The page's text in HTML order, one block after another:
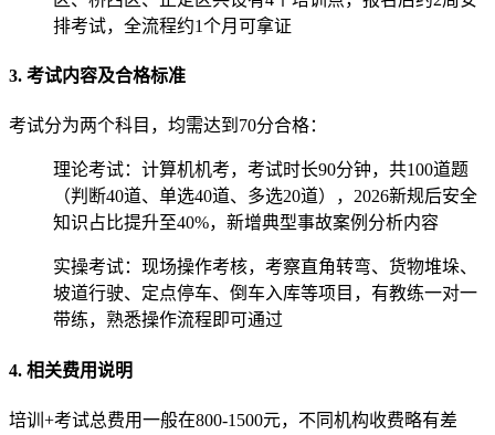
排考试，全流程约1个月可拿证
3. 考试内容及合格标准
考试分为两个科目，均需达到‌70分合格‌：
‌理论考试‌：计算机机考，考试时长90分钟，共100道题
（判断40道、单选40道、多选20道），2026新规后安全
知识占比提升至40%，新增典型事故案例分析内容
‌实操考试‌：现场操作考核，考察直角转弯、货物堆垛、
坡道行驶、定点停车、倒车入库等项目，有教练一对一
带练，熟悉操作流程即可通过
4. 相关费用说明
培训+考试总费用一般在‌800-1500元‌，不同机构收费略有差